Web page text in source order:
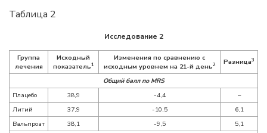
Таблица 2
Исследование 2
Группа
лечения
Исходный
показатель1
Изменения по сравнению с
исходным уровнем на 21-й день2 Разница3
Общий балл по MRS
Плацебо
38,9 -4,4
–
Литий
37,9 -10,5
6,1
Вальпроат
38,1 -9,5
5,1